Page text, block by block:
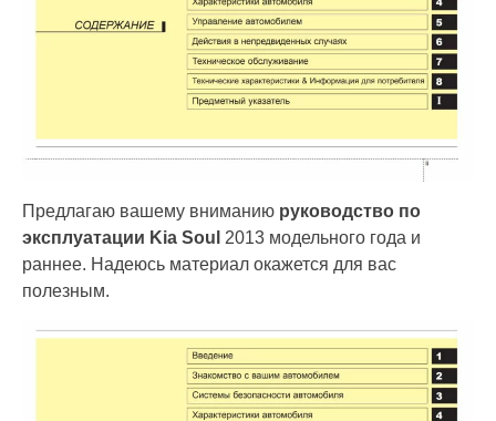
Предлагаю вашему вниманию руководство по
эксплуатации Kia Soul 2013 модельного года и
раннее. Надеюсь материал окажется для вас
полезным.